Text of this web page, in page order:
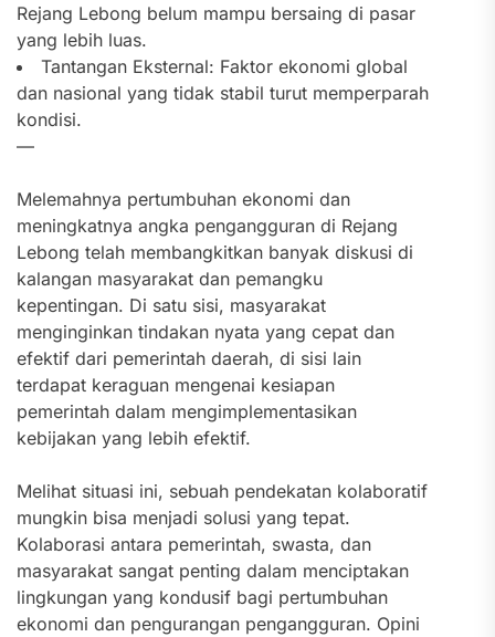
Rejang Lebong belum mampu bersaing di pasar
yang lebih luas.
Tantangan Eksternal: Faktor ekonomi global
dan nasional yang tidak stabil turut memperparah
kondisi.
—
Melemahnya pertumbuhan ekonomi dan
meningkatnya angka pengangguran di Rejang
Lebong telah membangkitkan banyak diskusi di
kalangan masyarakat dan pemangku
kepentingan. Di satu sisi, masyarakat
menginginkan tindakan nyata yang cepat dan
efektif dari pemerintah daerah, di sisi lain
terdapat keraguan mengenai kesiapan
pemerintah dalam mengimplementasikan
kebijakan yang lebih efektif.
Melihat situasi ini, sebuah pendekatan kolaboratif
mungkin bisa menjadi solusi yang tepat.
Kolaborasi antara pemerintah, swasta, dan
masyarakat sangat penting dalam menciptakan
lingkungan yang kondusif bagi pertumbuhan
ekonomi dan pengurangan pengangguran. Opini